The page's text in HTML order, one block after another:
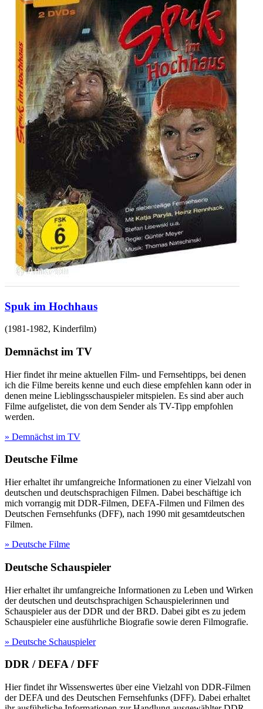
Spuk im Hochhaus
(1981-1982, Kinderfilm)
Demnächst im TV
Hier findet ihr meine aktuellen Film- und Fernsehtipps, bei denen
ich die Filme bereits kenne und euch diese empfehlen kann oder in
denen meine Lieblingsschauspieler mitspielen. Es sind aber auch
Filme aufgelistet, die von dem Sender als TV-Tipp empfohlen
werden.
» Demnächst im TV
Deutsche Filme
Hier erhaltet ihr umfangreiche Informationen zu einer Vielzahl von
deutschen und deutschsprachigen Filmen. Dabei beschäftige ich
mich vorrangig mit DDR-Filmen, DEFA-Filmen und Filmen des
Deutschen Fernsehfunks (DFF), nach 1990 mit gesamtdeutschen
Filmen.
» Deutsche Filme
Deutsche Schauspieler
Hier erhaltet ihr umfangreiche Informationen zu Leben und Wirken
der deutschen und deutschsprachigen Schauspielerinnen und
Schauspieler aus der DDR und der BRD. Dabei gibt es zu jedem
Schauspieler eine ausführliche Biografie sowie deren Filmografie.
» Deutsche Schauspieler
DDR / DEFA / DFF
Hier findet ihr Wissenswertes über eine Vielzahl von DDR-Filmen
der DEFA und des Deutschen Fernsehfunks (DFF). Dabei erhaltet